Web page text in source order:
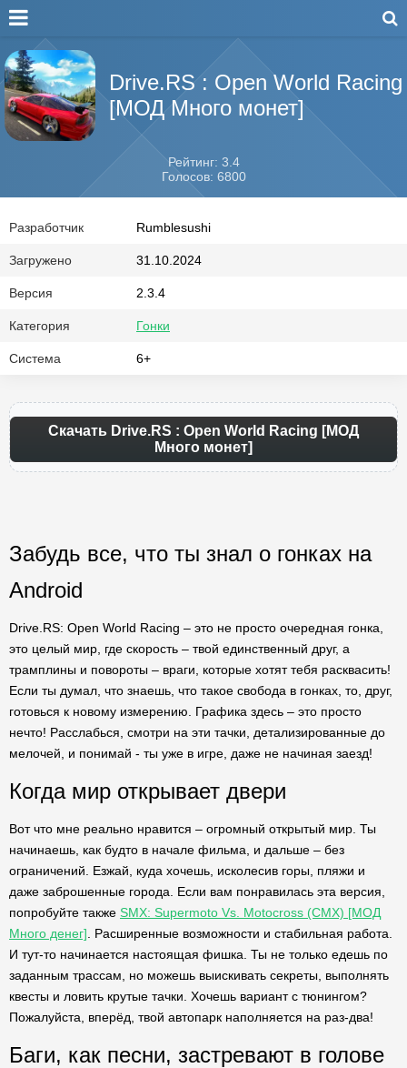
Drive.RS : Open World Racing
[МОД Много монет]
Рейтинг: 3.4
Голосов: 6800
Разработчик Rumblesushi
Загружено 31.10.2024
Версия 2.3.4
Категория Гонки
Система 6+
Скачать Drive.RS : Open World Racing [МОД
Много монет]
Забудь все, что ты знал о гонках на
Android
Drive.RS: Open World Racing – это не просто очередная гонка,
это целый мир, где скорость – твой единственный друг, а
трамплины и повороты – враги, которые хотят тебя расквасить!
Если ты думал, что знаешь, что такое свобода в гонках, то, друг,
готовься к новому измерению. Графика здесь – это просто
нечто! Расслабься, смотри на эти тачки, детализированные до
мелочей, и понимай - ты уже в игре, даже не начиная заезд!
Когда мир открывает двери
Вот что мне реально нравится – огромный открытый мир. Ты
начинаешь, как будто в начале фильма, и дальше – без
ограничений. Езжай, куда хочешь, исколесив горы, пляжи и
даже заброшенные города. Если вам понравилась эта версия,
попробуйте также SMX: Supermoto Vs. Motocross (СМХ) [МОД
Много денег] . Расширенные возможности и стабильная работа.
И тут-то начинается настоящая фишка. Ты не только едешь по
заданным трассам, но можешь выискивать секреты, выполнять
квесты и ловить крутые тачки. Хочешь вариант с тюнингом?
Пожалуйста, вперёд, твой автопарк наполняется на раз-два!
Баги, как песни, застревают в голове